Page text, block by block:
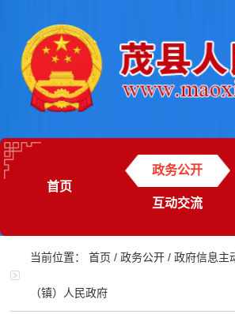
首页
政务公开
互动交流
当前位置：首页 /政务公开 /政府信息主
（镇）人民政府